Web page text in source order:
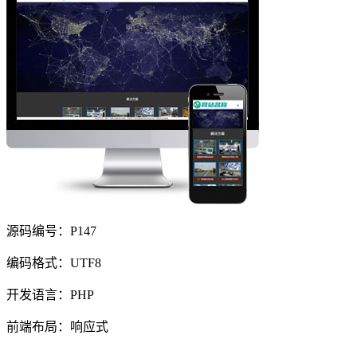
源码编号：P147
编码格式：UTF8
开发语言：PHP
前端布局：响应式